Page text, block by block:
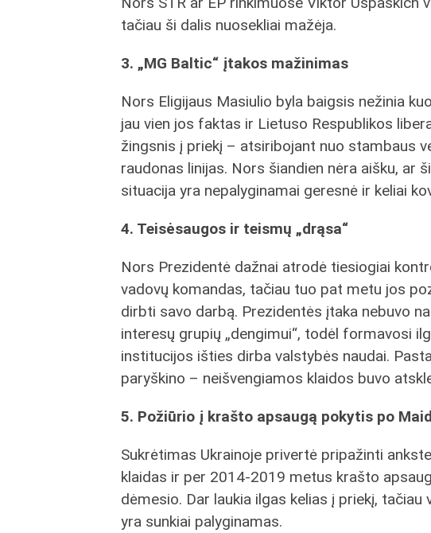
tačiau ši dalis nuosekliai mažėja.
3. „MG Baltic“ įtakos mažinimas
Nors Eligijaus Masiulio byla baigsis nežinia
jau vien jos faktas ir Lietuso Respublikos
žingsnis į priekį – atsiribojant nuo stambaus
raudonas linijas. Nors šiandien nėra aišku, ar
situacija yra nepalyginamai geresnė ir keliai
4. Teisėsaugos ir teismų „drąsa“
Nors Prezidentė dažnai atrodė tiesiogiai
vadovų komandas, tačiau tuo pat metu jos
dirbti savo darbą. Prezidentės įtaka nebuvo
interesų grupių „dengimui“, todėl formavosi
institucijos išties dirba valstybės naudai.
paryškino – neišvengiamos klaidos buvo
5. Požiūrio į krašto apsaugą pokytis po
Sukrėtimas Ukrainoje privertė pripažinti
klaidas ir per 2014-2019 metus krašto
dėmesio. Dar laukia ilgas kelias į priekį,
yra sunkiai palyginamas.